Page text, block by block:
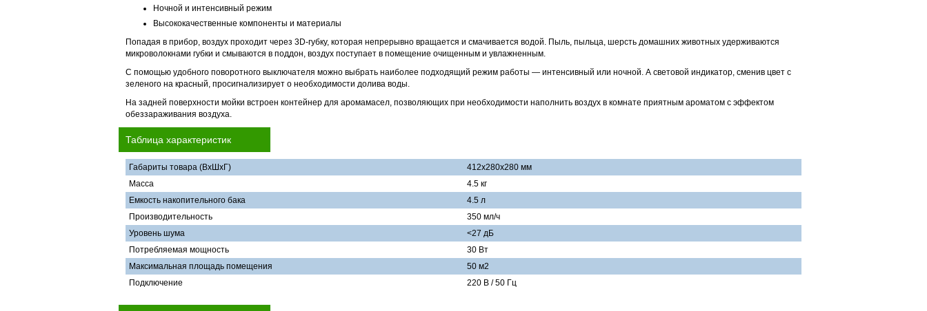
Ночной и интенсивный режим
Высококачественные компоненты и материалы
Попадая в прибор, воздух проходит через 3D-губку, которая непрерывно вращается и смачивается водой. Пыль, пыльца, шерсть домашних животных удерживаются
микроволокнами губки и смываются в поддон, воздух поступает в помещение очищенным и увлажненным.
С помощью удобного поворотного выключателя можно выбрать наиболее подходящий режим работы — интенсивный или ночной. А световой индикатор, сменив цвет с
зеленого на красный, просигнализирует о необходимости долива воды.
На задней поверхности мойки встроен контейнер для аромамасел, позволяющих при необходимости наполнить воздух в комнате приятным ароматом с эффектом
обеззараживания воздуха.
Таблица характеристик
Габариты товара (ВхШхГ)
412x280x280 мм
Масса
4.5 кг
Емкость накопительного бака
4.5 л
Производительность
350 мл/ч
Уровень шума
<27 дБ
Потребляемая мощность
30 Вт
Максимальная площадь помещения
50 м2
Подключение
220 В / 50 Гц